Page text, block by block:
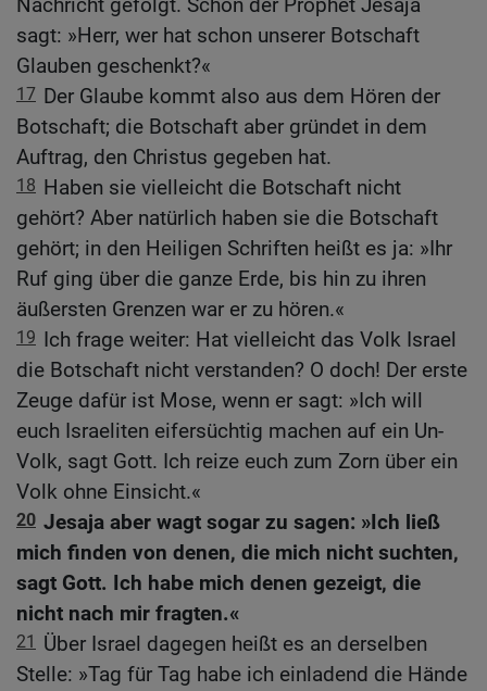
Nachricht gefolgt. Schon der Prophet Jesaja
sagt: »Herr, wer hat schon unserer Botschaft
Glauben geschenkt?«
17 Der Glaube kommt also aus dem Hören der
Botschaft; die Botschaft aber gründet in dem
Auftrag, den Christus gegeben hat.
18 Haben sie vielleicht die Botschaft nicht
gehört? Aber natürlich haben sie die Botschaft
gehört; in den Heiligen Schriften heißt es ja: »Ihr
Ruf ging über die ganze Erde, bis hin zu ihren
äußersten Grenzen war er zu hören.«
19 Ich frage weiter: Hat vielleicht das Volk Israel
die Botschaft nicht verstanden? O doch! Der erste
Zeuge dafür ist Mose, wenn er sagt: »Ich will
euch Israeliten eifersüchtig machen auf ein Un-
Volk, sagt Gott. Ich reize euch zum Zorn über ein
Volk ohne Einsicht.«
20 Jesaja aber wagt sogar zu sagen: »Ich ließ
mich finden von denen, die mich nicht suchten,
sagt Gott. Ich habe mich denen gezeigt, die
nicht nach mir fragten.«
21
Über Israel dagegen heißt es an derselben
Stelle: »Tag für Tag habe ich einladend die Hände